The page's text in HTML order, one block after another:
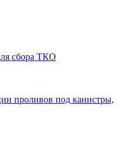
сбора ТКО
проливов под канистры,